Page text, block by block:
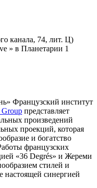
канала, 74, лит. Ц)
Французский институт
Group представляет
произведений
проекций, которая
и богатство
французских
«36 Degrés» и Жереми
стилей и
настоящей синергией